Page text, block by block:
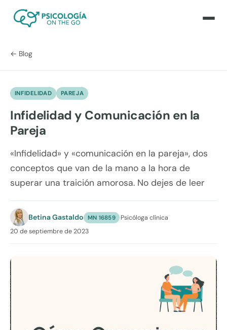
← Blog
INFIDELIDAD PAREJA
Infidelidad y Comunicación en la
Pareja
«Infidelidad» y «comunicación en la pareja», dos
conceptos que van de la mano a la hora de
superar una traición amorosa. No dejes de leer
Betina Gastaldo MN 16859 ·Psicóloga clínica
20 de septiembre de 2023